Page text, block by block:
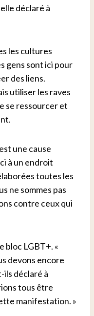
déclaré à
les cultures
gens sont ici pour
des liens.
utiliser les raves
se ressourcer et
une cause
à un endroit
toutes les
ne sommes pas
contre ceux qui
bloc LGBT+. «
devons encore
ils déclaré à
tous être
manifestation. »